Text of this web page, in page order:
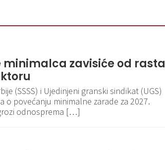
minimalca zavisiće od rasta
(SSSS) i Ujedinjeni granski sindikat (UGS)
o povećanju minimalne zarade za 2027.
odnosprema […]